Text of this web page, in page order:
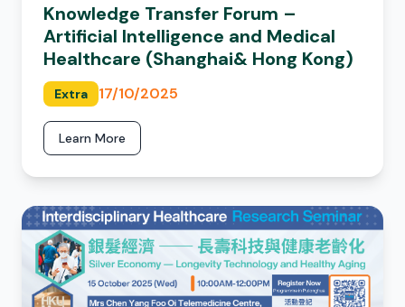
Knowledge Transfer Forum –
Artificial Intelligence and Medical
Healthcare (Shanghai& Hong Kong)
Extra 17/10/2025
Learn More